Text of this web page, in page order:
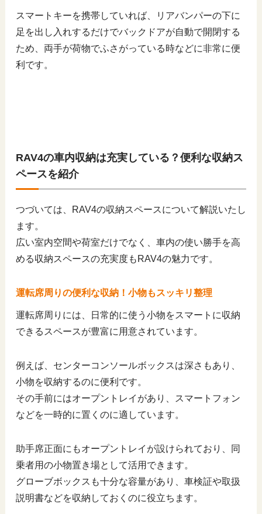
スマートキーを携帯していれば、リアバンパーの下に
足を出し入れするだけでバックドアが自動で開閉する
ため、両手が荷物でふさがっている時などに非常に便
利です。
RAV4の車内収納は充実している？便利な収納ス
ペースを紹介
つづいては、RAV4の収納スペースについて解説いたし
ます。
広い室内空間や荷室だけでなく、車内の使い勝手を高
める収納スペースの充実度もRAV4の魅力です。
運転席周りの便利な収納！小物もスッキリ整理
運転席周りには、日常的に使う小物をスマートに収納
できるスペースが豊富に用意されています。
例えば、センターコンソールボックスは深さもあり、
小物を収納するのに便利です。
その手前にはオープントレイがあり、スマートフォン
などを一時的に置くのに適しています。
助手席正面にもオープントレイが設けられており、同
乗者用の小物置き場として活用できます。
グローブボックスも十分な容量があり、車検証や取扱
説明書などを収納しておくのに役立ちます。